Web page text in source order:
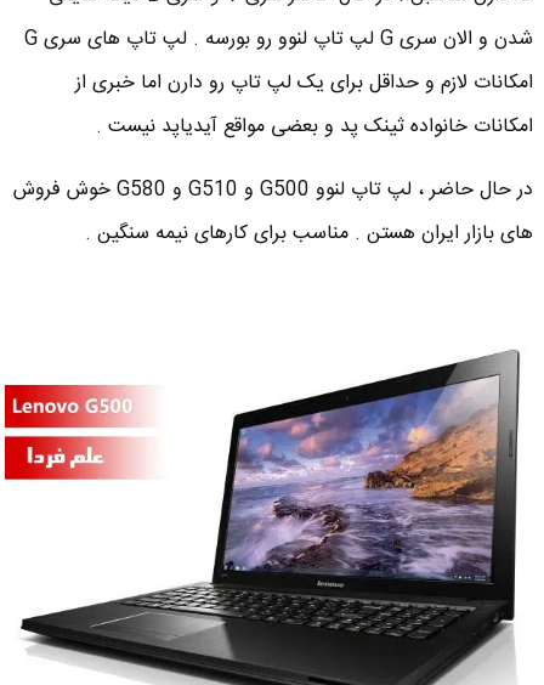
شدن و الان سری G لپ تاپ لنوو رو بورسه . لپ تاپ های سری G
امکانات لازم و حداقل برای یک لپ تاپ رو دارن اما خبری از
امکانات خانواده ثینک پد و بعضی مواقع آیدیاپد نیست .
در حال حاضر ، لپ تاپ لنوو G500 و G510 و G580 خوش فروش
های بازار ایران هستن . مناسب برای کارهای نیمه سنگین .